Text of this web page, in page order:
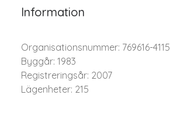
Information
Organisationsnummer: 769616-4115
Byggår: 1983
Registreringsår: 2007
Lägenheter: 215